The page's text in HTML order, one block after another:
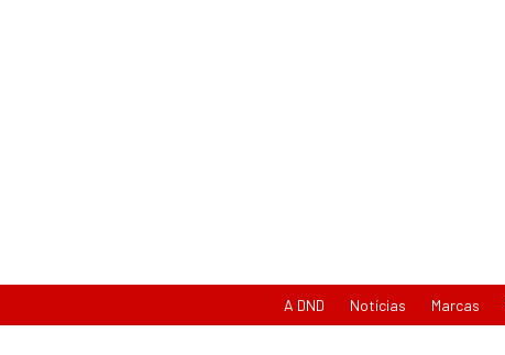
A DND Notícias Marcas